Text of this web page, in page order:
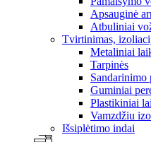
Apsauginė
Atbuliniai
Tvirtinimas,
Metaliniai
Tarpinės
Sandarinimo
Guminiai
Plastikiniai
Vamzdžiu
Išsiplėtimo indai